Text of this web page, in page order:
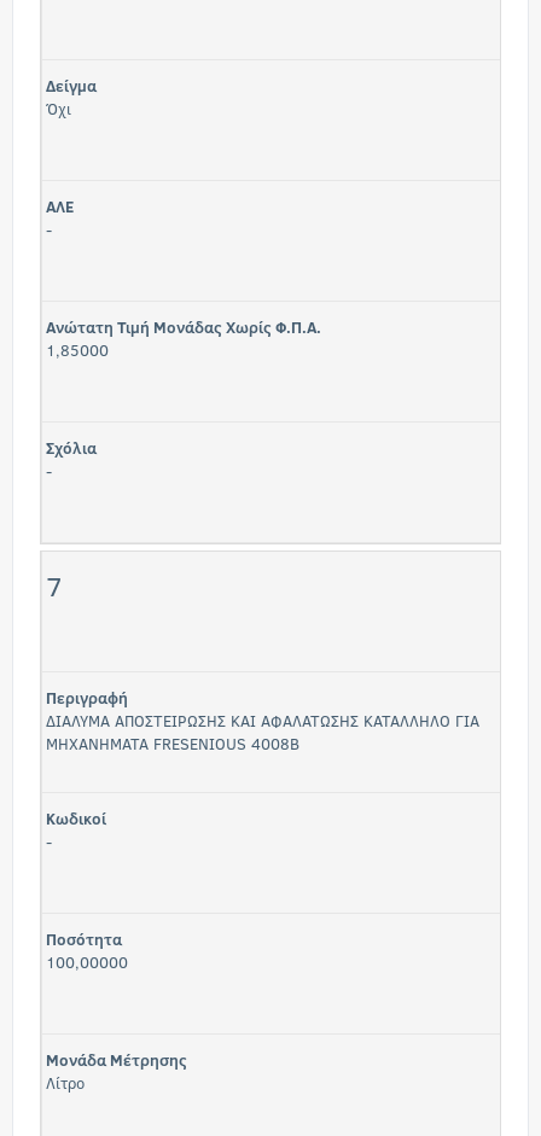
Δείγμα
Όχι
ΑΛΕ
-
Ανώτατη Τιμή Μονάδας Χωρίς Φ.Π.Α.
1,85000
Σχόλια
-
7
Περιγραφή
ΔΙΑΛΥΜΑ ΑΠΟΣΤΕΙΡΩΣΗΣ ΚΑΙ ΑΦΑΛΑΤΩΣΗΣ ΚΑΤΑΛΛΗΛΟ ΓΙΑ
ΜΗΧΑΝΗΜΑΤΑ FRESENIOUS 4008B
Κωδικοί
-
Ποσότητα
100,00000
Μονάδα Μέτρησης
Λίτρο